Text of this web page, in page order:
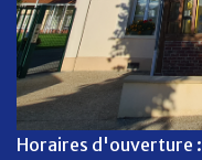
Horaires d'ouverture :